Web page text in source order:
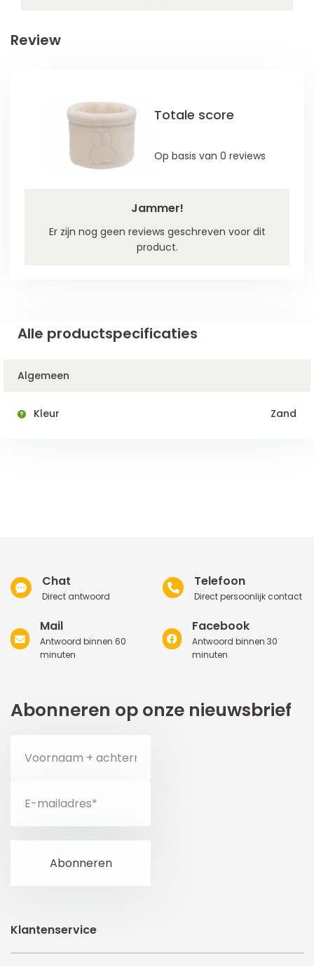
Review
Jammer!
Er zijn nog geen reviews geschreven voor dit
product.
Totale score
Op basis van 0 reviews
Alle productspecificaties
Algemeen
Kleur Zand
Chat
Direct antwoord
Telefoon
Direct persoonlijk contact
Mail
Antwoord binnen 60
minuten
Facebook
Antwoord binnen 30
minuten
Abonneren op onze nieuwsbrief
Klantenservice